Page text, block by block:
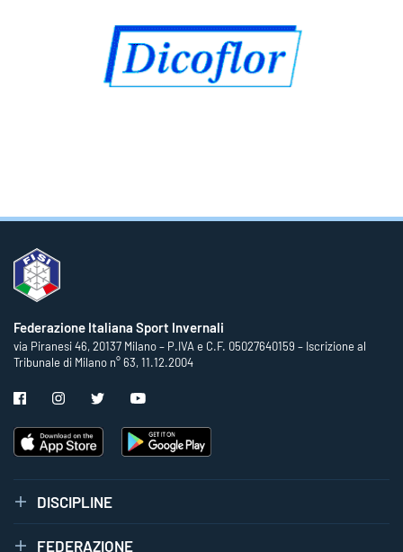
Federazione Italiana Sport Invernali
via Piranesi 46, 20137 Milano – P.IVA e C.F. 05027640159 – Iscrizione al
Tribunale di Milano n° 63, 11.12.2004
DISCIPLINE
FEDERAZIONE